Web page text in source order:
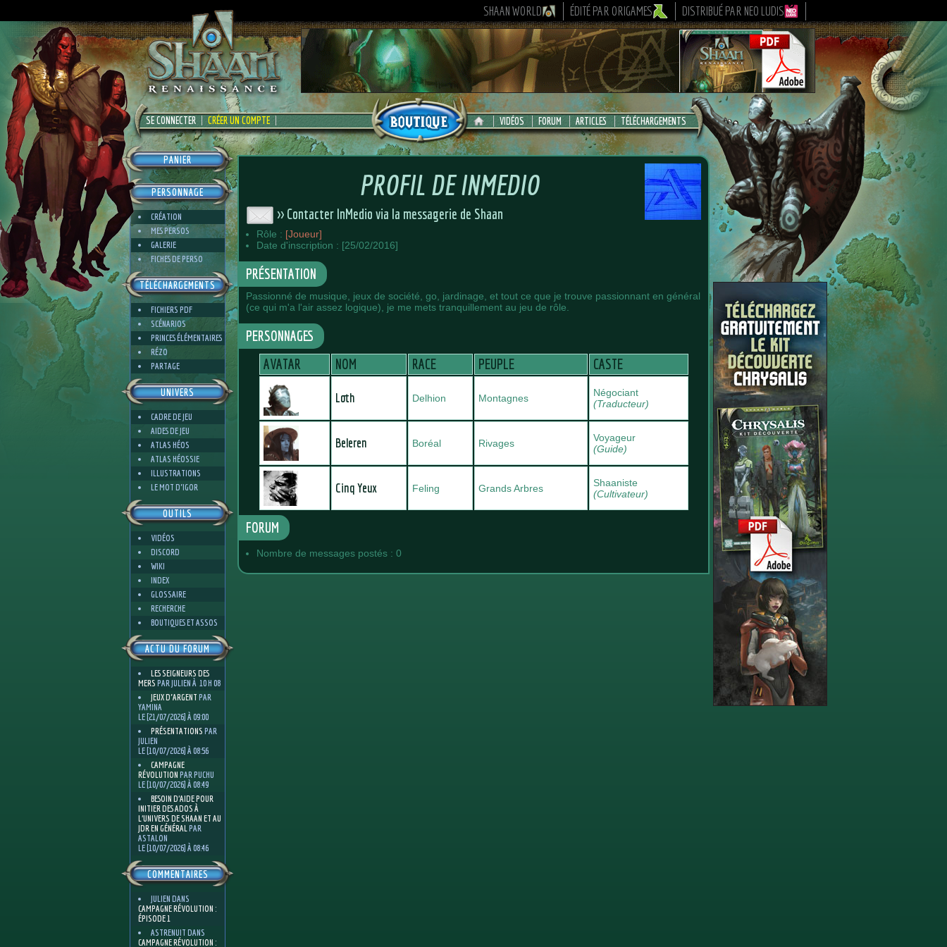
SHAAN WORLD ÉDITÉ PAR ORIGAMES DISTRIBUÉ PAR NEO LUDIS
SE CONNECTER CRÉER UN COMPTE VIDÉOS FORUM ARTICLES TÉLÉCHARGEMENTS
PANIER
PERSONNAGE
CRÉATION
MES PERSOS
GALERIE
FICHES DE PERSO
TÉLÉCHARGEMENTS
FICHIERS PDF
SCÉNARIOS
PRINCES ÉLÉMENTAIRES
RÉZO
PARTAGE
UNIVERS
CADRE DE JEU
AIDES DE JEU
ATLAS HÉOS
ATLAS HÉOSSIE
ILLUSTRATIONS
LE MOT D'IGOR
OUTILS
VIDÉOS
DISCORD
WIKI
INDEX
GLOSSAIRE
RECHERCHE
BOUTIQUES ET ASSOS
ACTU DU FORUM
LES SEIGNEURS DES
MERS PAR JULIEN À 10 H 08
JEUX D'ARGENT PAR
YAMINA
LE [21/07/2026] À 09:00
PRÉSENTATIONS PAR
JULIEN
LE [10/07/2026] À 08:56
CAMPAGNE
RÉVOLUTION PAR PUCHU
LE [10/07/2026] À 08:49
BESOIN D’AIDE POUR
INITIER DES ADOS À
L’UNIVERS DE SHAAN ET AU
JDR EN GÉNÉRALPAR
ASTALON
LE [10/07/2026] À 08:46
COMMENTAIRES
JULIEN DANS
CAMPAGNE RÉVOLUTION :
ÉPISODE 1
ASTRENUIT DANS
CAMPAGNE RÉVOLUTION :
PROFIL DEINMEDIO
>> Contacter InMedio via la messagerie de Shaan
Rôle : [Joueur]
Date d'inscription : [25/02/2016]
PRÉSENTATION
Passionné de musique, jeux de société, go, jardinage, et tout ce que je trouve passionnant en général
(ce qui m'a l'air assez logique), je me mets tranquillement au jeu de rôle.
PERSONNAGES
AVATAR
NOM RACE PEUPLE CASTE
Loth Delhion Montagnes
Négociant
(Traducteur)
Beleren Boréal Rivages
Voyageur
(Guide)
Cinq Yeux Feling Grands Arbres
Shaaniste
(Cultivateur)
FORUM
Nombre de messages postés : 0